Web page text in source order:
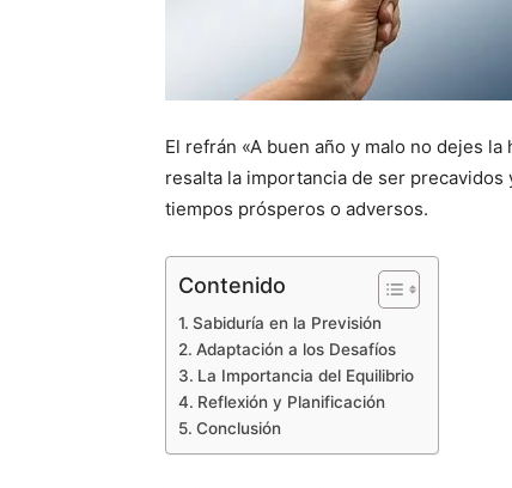
El refrán «A buen año y malo no dejes
resalta la importancia de ser
tiempos prósperos o adversos.
Contenido
Sabiduría en la Previsión
Adaptación a los Desafíos
La Importancia del Equilibrio
Reflexión y Planificación
Conclusión